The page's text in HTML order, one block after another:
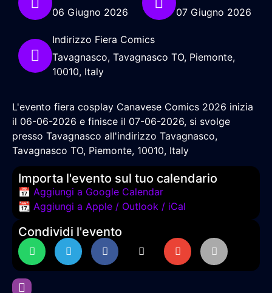
06 Giugno 2026
07 Giugno 2026
Indirizzo Fiera Comics
Tavagnasco, Tavagnasco TO, Piemonte,
10010, Italy
L'evento fiera cosplay Canavese Comics 2026 inizia
il 06-06-2026 e finisce il 07-06-2026, si svolge
presso Tavagnasco all'indirizzo Tavagnasco,
Tavagnasco TO, Piemonte, 10010, Italy
Importa l'evento sul tuo calendario
📅 Aggiungi a Google Calendar
📆 Aggiungi a Apple / Outlook / iCal
Condividi l'evento